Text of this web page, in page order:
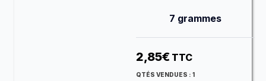
7 grammes
2,85€ TTC
QTÉS VENDUES : 1